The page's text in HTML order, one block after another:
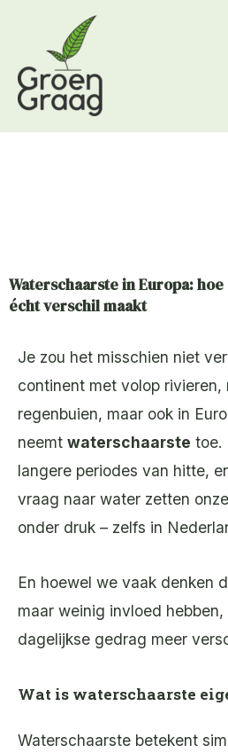
inhoud
Waterschaarste in Europa:
écht verschil maakt
Je zou het misschien niet
continent met volop rivieren,
regenbuien, maar ook in
neemt waterschaarste toe.
langere periodes van hitte,
vraag naar water zetten
onder druk – zelfs in
En hoewel we vaak denken
maar weinig invloed
dagelijkse gedrag meer
Wat is waterschaarste
Waterschaarste betekent